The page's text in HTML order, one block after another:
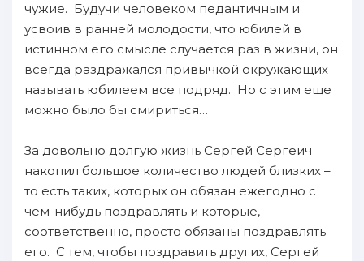
чужие. Будучи человеком педантичным и
усвоив в ранней молодости, что юбилей в
истинном его смысле случается раз в жизни, он
всегда раздражался привычкой окружающих
называть юбилеем все подряд. Но с этим еще
можно было бы смириться…
За довольно долгую жизнь Сергей Сергеич
накопил большое количество людей близких –
то есть таких, которых он обязан ежегодно с
чем-нибудь поздравлять и которые,
соответственно, просто обязаны поздравлять
его. С тем, чтобы поздравить других, Сергей